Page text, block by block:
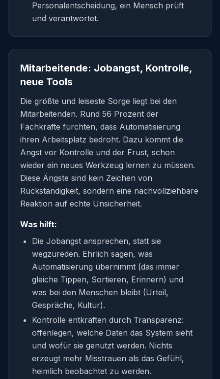
Personalentscheidung, ein Mensch prüft
und verantwortet.
Mitarbeitende: Jobangst, Kontrolle,
neue Tools
Die größte und leiseste Sorge liegt bei den
Mitarbeitenden. Rund 56 Prozent der
Fachkräfte fürchten, dass Automatisierung
ihren Arbeitsplatz bedroht. Dazu kommt die
Angst vor Kontrolle und der Frust, schon
wieder ein neues Werkzeug lernen zu müssen.
Diese Ängste sind kein Zeichen von
Rückständigkeit, sondern eine nachvollziehbare
Reaktion auf echte Unsicherheit.
Was hilft:
Die Jobangst ansprechen, statt sie
wegzureden. Ehrlich sagen, was
Automatisierung übernimmt (das immer
gleiche Tippen, Sortieren, Erinnern) und
was bei den Menschen bleibt (Urteil,
Gespräche, Kultur).
Kontrolle entkräften durch Transparenz:
offenlegen, welche Daten das System sieht
und wofür sie genutzt werden. Nichts
erzeugt mehr Misstrauen als das Gefühl,
heimlich beobachtet zu werden.